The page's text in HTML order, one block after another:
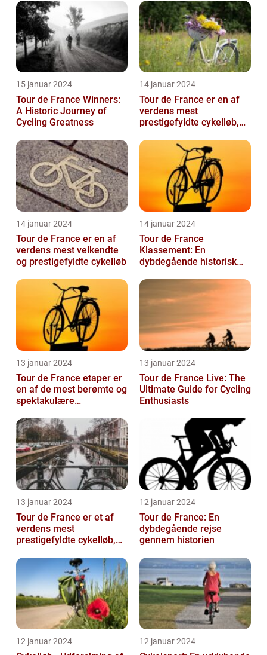
15 januar 2024
Tour de France Winners:
A Historic Journey of
Cycling Greatness
14 januar 2024
Tour de France er en af
verdens mest
prestigefyldte cykelløb,
seere hver...
14 januar 2024
Tour de France er en af
verdens mest velkendte
og prestigefyldte cykelløb
14 januar 2024
Tour de France
Klassement: En
dybdegående historisk
13 januar 2024
Tour de France etaper er
en af de mest berømte og
spektakulære
professionel c...
13 januar 2024
Tour de France Live: The
Ultimate Guide for Cycling
Enthusiasts
13 januar 2024
Tour de France er et af
verdens mest
prestigefyldte cykelløb,
opmærksomhed fra
sports...
12 januar 2024
Tour de France: En
dybdegående rejse
gennem historien
12 januar 2024 12 januar 2024